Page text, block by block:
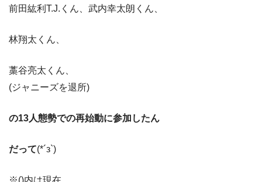
前田紘利T.J.くん、武内幸太朗くん、
林翔太くん、
藁谷亮太くん、
(ジャニーズを退所)
の13人態勢での再始動に参加したん
だって(*´з`)